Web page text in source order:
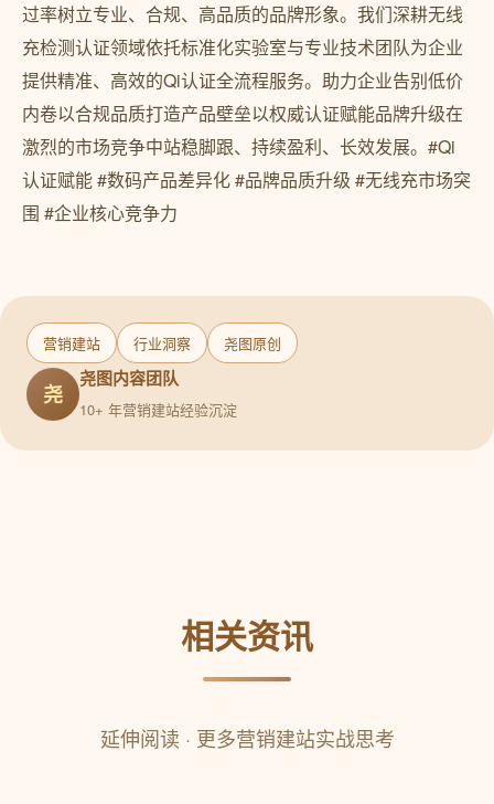
过率树立专业、合规、高品质的品牌形象。我们深耕无线
充检测认证领域依托标准化实验室与专业技术团队为企业
提供精准、高效的Qi认证全流程服务。助力企业告别低价
内卷以合规品质打造产品壁垒以权威认证赋能品牌升级在
激烈的市场竞争中站稳脚跟、持续盈利、长效发展。#Qi
认证赋能 #数码产品差异化 #品牌品质升级 #无线充市场突
围 #企业核心竞争力
营销建站 行业洞察 尧图原创
尧
尧图内容团队
10+ 年营销建站经验沉淀
相关资讯
延伸阅读 · 更多营销建站实战思考